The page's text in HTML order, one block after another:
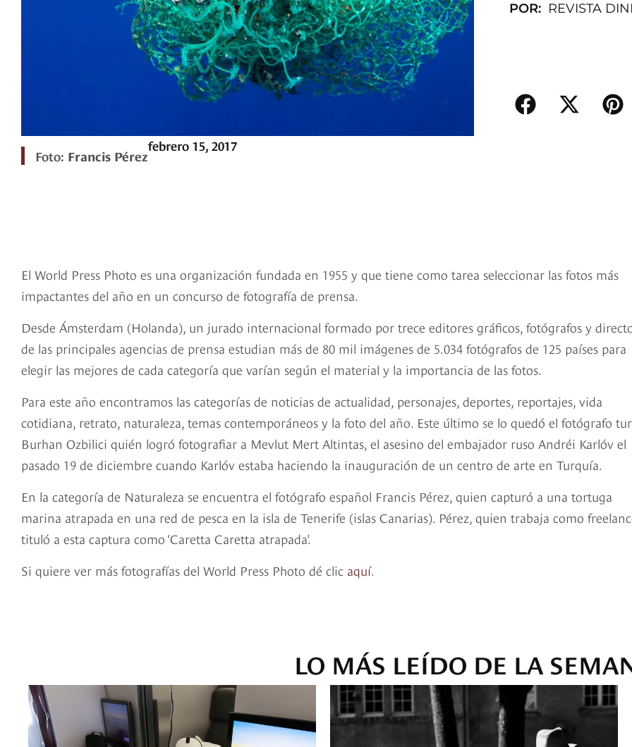
Foto: Francis Pérez
febrero 15, 2017
POR: REVISTA
El World Press Photo es una organización fundada en 1955 y que tiene como tarea seleccionar las fotos más
impactantes del año en un concurso de fotografía de prensa.
Desde Ámsterdam (Holanda), un jurado internacional formado por trece editores gráficos, fotógrafos y
de las principales agencias de prensa estudian más de 80 mil imágenes de 5.034 fotógrafos de 125 países para
elegir las mejores de cada categoría que varían según el material y la importancia de las fotos.
Para este año encontramos las categorías de noticias de actualidad, personajes, deportes, reportajes, vida
cotidiana, retrato, naturaleza, temas contemporáneos y la foto del año. Este último se lo quedó el fotógrafo
Burhan Ozbilici quién logró fotografiar a Mevlut Mert Altintas, el asesino del embajador ruso Andréi Karlóv el
pasado 19 de diciembre cuando Karlóv estaba haciendo la inauguración de un centro de arte en Turquía.
En la categoría de Naturaleza se encuentra el fotógrafo español Francis Pérez, quien capturó a una tortuga
marina atrapada en una red de pesca en la isla de Tenerife (islas Canarias). Pérez, quien trabaja como
tituló a esta captura como ‘Caretta Caretta atrapada’.
Si quiere ver más fotografías del World Press Photo dé clic aquí.
LO MÁS LEÍDO DE LA